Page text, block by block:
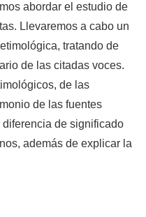
abordar el estudio de
Llevaremos a cabo un
tratando de
de las citadas voces.
de las
de las fuentes
de significado
además de explicar la